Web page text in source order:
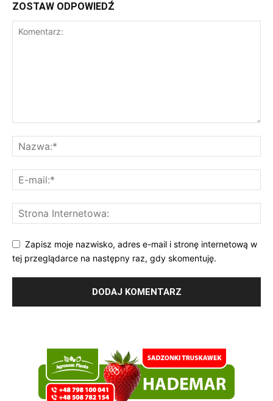
ZOSTAW ODPOWIEDŹ
Zapisz moje nazwisko, adres e-mail i stronę internetową w
tej przeglądarce na następny raz, gdy skomentuję.